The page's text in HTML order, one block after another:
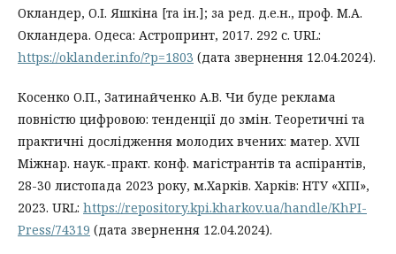
Окландер, О.І. Яшкіна [та ін.]; за ред. д.е.н., проф. М.А.
Окландера. Одеса: Астропринт, 2017. 292 с. URL:
https://oklander.info/?p=1803 (дата звернення 12.04.2024).
Косенко О.П., Затинайченко А.В. Чи буде реклама
повністю цифровою: тенденції до змін. Теоретичні та
практичні дослідження молодих вчених: матер. XVІI
Міжнар. наук.-практ. конф. магістрантів та аспірантів,
28-30 листопада 2023 року, м.Харків. Харків: НТУ «ХПІ»,
2023. URL: https://repository.kpi.kharkov.ua/handle/KhPI-
Press/74319 (дата звернення 12.04.2024).